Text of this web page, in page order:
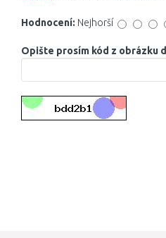
Hodnocení: Nejhorší
Opište prosím kód z obrázku